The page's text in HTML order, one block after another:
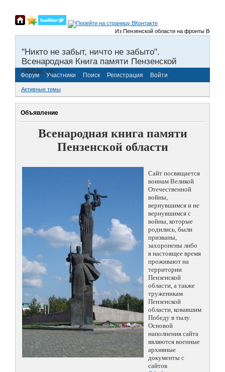
Из Пензенской области на фронты
"Никто не забыт, ничто не забыто".
Всенародная Книга памяти Пензенской
области.
Форум Участники Поиск Регистрация Войти
Активные темы
Объявление
Всенародная книга памяти
Пензенской области
Сайт посвящается
воинам Великой
Отечественной
войны,
вернувшимся и не
вернувшимся с
войны, которые
родились, были
призваны,
захоронены либо
в настоящее время
проживают на
территории
Пензенской
области, а также
труженикам
Пензенской
области, ковавшим
Победу в тылу.
Основой
наполнения сайта
являются военные
архивные
документы с
сайтов